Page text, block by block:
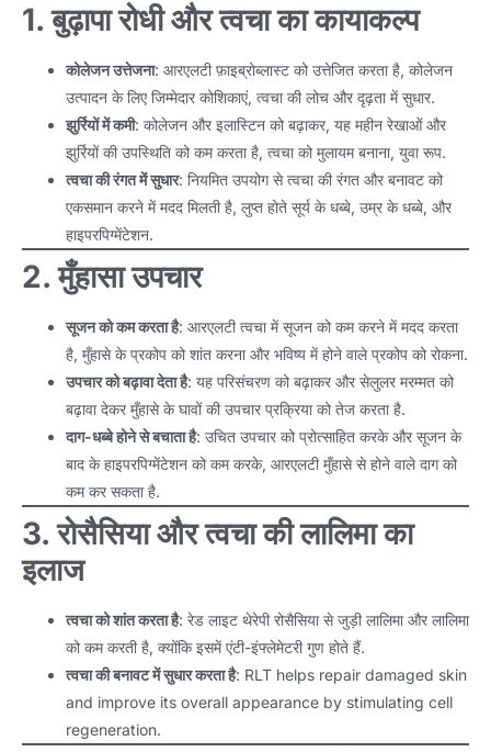
1. बुढ़ापा रोधी और त्वचा का कायाकल्प
कोलेजन उत्तेजना: आरएलटी फ़ाइब्रोब्लास्ट को उत्तेजित करता है, कोलेजन
उत्पादन के लिए जिम्मेदार कोशिकाएं, त्वचा की लोच और दृढ़ता में सुधार.
झुर्रियों में कमी: कोलेजन और इलास्टिन को बढ़ाकर, यह महीन रेखाओं और
झुर्रियों की उपस्थिति को कम करता है, त्वचा को मुलायम बनाना, युवा रूप.
त्वचा की रंगत में सुधार: नियमित उपयोग से त्वचा की रंगत और बनावट को
एकसमान करने में मदद मिलती है, लुप्त होते सूर्य के धब्बे, उम्र के धब्बे, और
हाइपरपिग्मेंटेशन.
2. मुँहासा उपचार
सूजन को कम करता है: आरएलटी त्वचा में सूजन को कम करने में मदद करता
है, मुँहासे के प्रकोप को शांत करना और भविष्य में होने वाले प्रकोप को रोकना.
उपचार को बढ़ावा देता है: यह परिसंचरण को बढ़ाकर और सेलुलर मरम्मत को
बढ़ावा देकर मुँहासे के घावों की उपचार प्रक्रिया को तेज करता है.
दाग-धब्बे होने से बचाता है: उचित उपचार को प्रोत्साहित करके और सूजन के
बाद के हाइपरपिग्मेंटेशन को कम करके, आरएलटी मुँहासे से होने वाले दाग को
कम कर सकता है.
3. रोसैसिया और त्वचा की लालिमा का
इलाज
त्वचा को शांत करता है: रेड लाइट थेरेपी रोसैसिया से जुड़ी लालिमा और लालिमा
को कम करती है, क्योंकि इसमें एंटी-इंफ्लेमेटरी गुण होते हैं.
त्वचा की बनावट में सुधार करता है: RLT helps repair damaged skin
and improve its overall appearance by stimulating cell
regeneration.